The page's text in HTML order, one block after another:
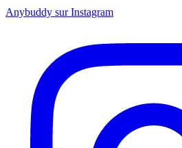
Anybuddy sur Instagram